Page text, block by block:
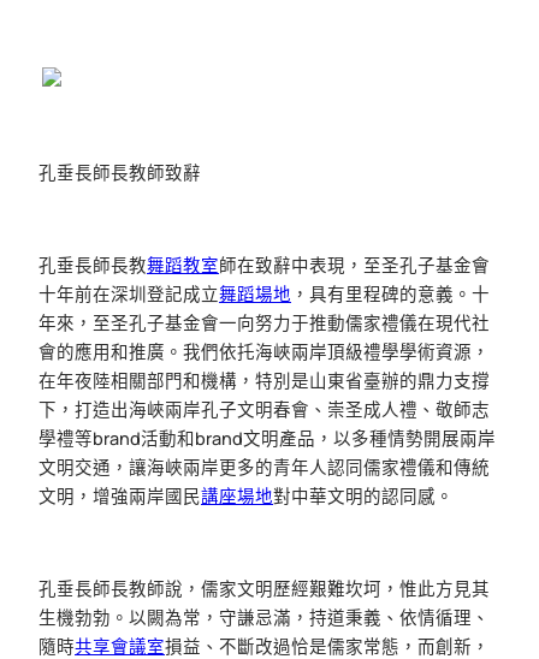
孔垂長師長教師致辭
孔垂長師長教舞蹈教室師在致辭中表現，至圣孔子基金會
十年前在深圳登記成立舞蹈場地 ，具有里程碑的意義。十
年來，至圣孔子基金會一向努力于推動儒家禮儀在現代社
會的應用和推廣。我們依托海峽兩岸頂級禮學學術資源，
在年夜陸相關部門和機構，特別是山東省臺辦的鼎力支撐
下，打造出海峽兩岸孔子文明春會、崇圣成人禮、敬師志
學禮等brand活動和brand文明產品，以多種情勢開展兩岸
文明交通，讓海峽兩岸更多的青年人認同儒家禮儀和傳統
文明，增強兩岸國民講座場地對中華文明的認同感。
孔垂長師長教師說，儒家文明歷經艱難坎坷，惟此方見其
生機勃勃。以闕為常，守謙忌滿，持道秉義、依情循理、
隨時共享會議室損益、不斷改過恰是儒家常態，而創新，